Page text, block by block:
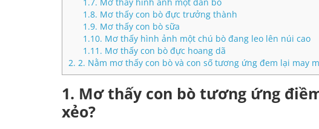
1.8. Mơ thấy con bò đực trưởng thành
1.9. Mơ thấy con bò sữa
1.10. Mơ thấy hình ảnh một chú bò đang leo lên núi cao
1.11. Mơ thấy con bò đực hoang dã
2. 2. Nằm mơ thấy con bò và con số tương ứng đem lại may
1. Mơ thấy con bò tương ứng
xẻo?